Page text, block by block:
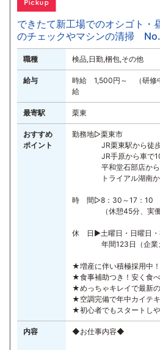
できたて新工場でのオシゴト・
のチェックやマシンの清掃
職種 検品,日勤,梱包,その他
給与
時給 1,500円～ （研修
給
最寄駅 栗東
おすすめ
ポイント
勤務地▷栗東市
JR栗東駅から徒歩
JR手原から車で
平和堂石部店から
トライアル湖南か
時 間▷8：30～17：10
（休憩45分、実働7
休 日▶土曜日・日曜日・
年間123日（企業カ
★増産に伴い積極採用中！
★食事補助つき！安く食
★めっちゃキレイで最新の
★空調完備で年中カイテ
★初心者でもスタートしや
内容 ◆お仕事内容◆